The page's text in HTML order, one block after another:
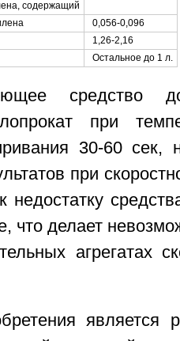
содержащий
0,056-0,096
1,26-2,16
Остальное до 1 л.
средство
при
30-60 сек,
при
недостатку
что делает
агрегатах
является